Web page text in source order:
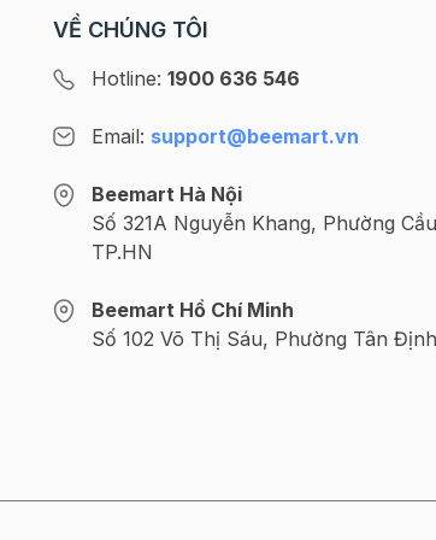
Kế tiếp, dùng dao ấn vào giữa
VỀ CHÚNG TÔI
Hotline: 1900 636 546
Email: support@beemart.vn
Beemart Hà Nội
Số 321A Nguyễn Khang, Phường
TP.HN
Beemart Hồ Chí Minh
Số 102 Võ Thị Sáu, Phường Tân